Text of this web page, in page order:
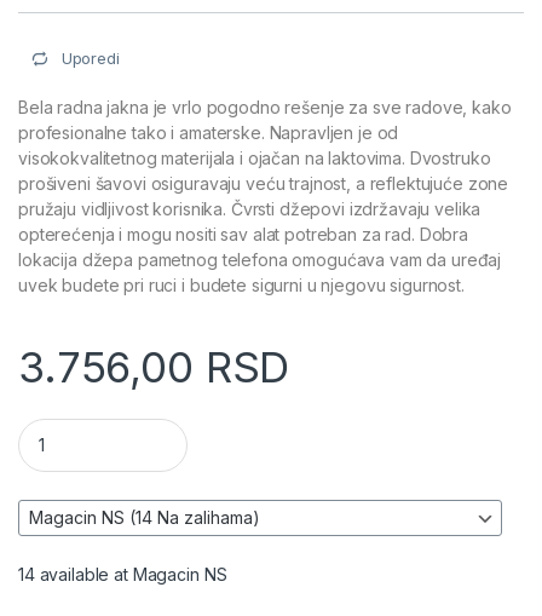
Uporedi
Bela radna jakna je vrlo pogodno rešenje za sve radove, kako
profesionalne tako i amaterske. Napravljen je od
visokokvalitetnog materijala i ojačan na laktovima. Dvostruko
prošiveni šavovi osiguravaju veću trajnost, a reflektujuće zone
pružaju vidljivost korisnika. Čvrsti džepovi izdržavaju velika
opterećenja i mogu nositi sav alat potreban za rad. Dobra
lokacija džepa pametnog telefona omogućava vam da uređaj
uvek budete pri ruci i budete sigurni u njegovu sigurnost.
3.756,00 RSD
Bluza radna - NEO TOOLS količina
14 available at Magacin NS